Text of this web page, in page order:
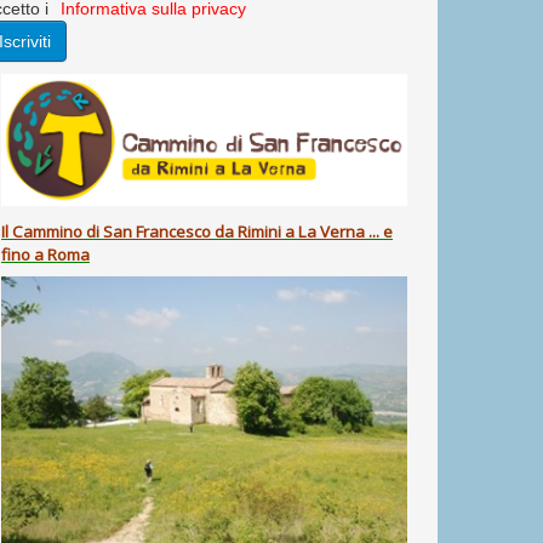
i Informativa sulla privacy
IlCamminodiSan FrancescodaRimini aLa Verna... e
fino a Roma